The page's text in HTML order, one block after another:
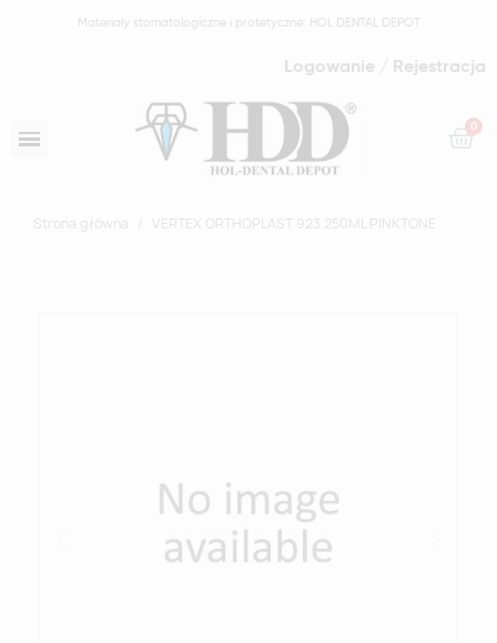
Materiały stomatologiczne i protetyczne: HOL DENTAL DEPOT
Logowanie / Rejestracja
Strona główna VERTEX ORTHOPLAST 923 250ML PINKTONE